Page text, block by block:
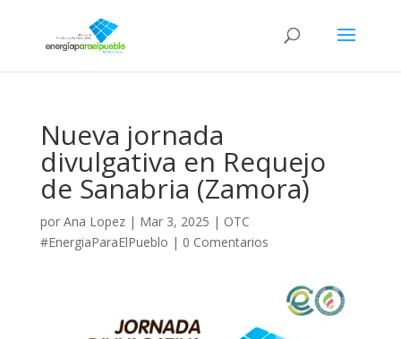
Nueva jornada
divulgativa en Requejo
de Sanabria (Zamora)
por Ana Lopez| Mar 3, 2025 | OTC
#EnergiaParaElPueblo | 0 Comentarios